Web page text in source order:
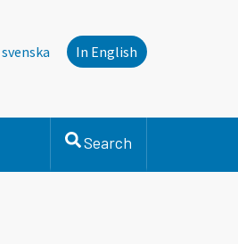
svenska In English
Search